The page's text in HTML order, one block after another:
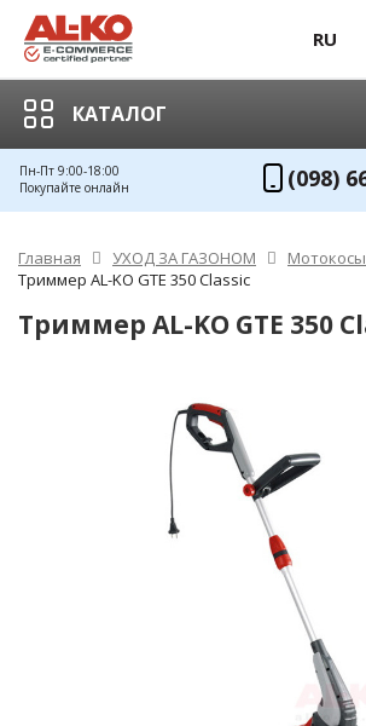
RU
КАТАЛОГ
Пн-Пт 9:00-18:00
Покупайте онлайн
(098)
Главная УХОД ЗА ГАЗОНОМ
Триммер AL-KO GTE 350 Classic
Триммер AL-KO GTE 350